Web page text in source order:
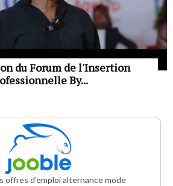
du Forum de l'Insertion
By...
offres d'emploi alternance mode